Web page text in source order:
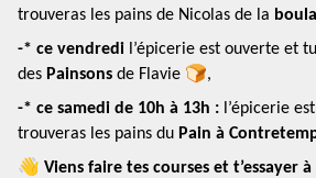
trouveras les pains de Nicolas de la
-* ce vendredi l’épicerie est ouverte et
des Painsons de Flavie 🍞,
-* ce samedi de 10h à 13h : l’épicerie
trouveras les pains du Pain à
👋 Viens faire tes courses et t’essayer à